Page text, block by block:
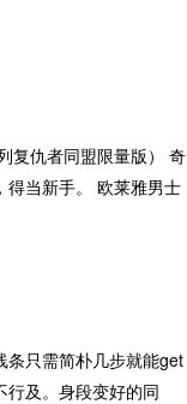
复仇者同盟限量版） 奇
得当新手。 欧莱雅男士
条只需简朴几步就能get
行及。身段变好的同